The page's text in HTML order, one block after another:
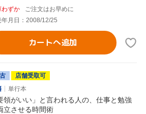
わずか
ご注文はお早めに
年月日：2008/12/25
カートへ追加
店舗受取可
単行本
領がいい」と言われる人の、仕事と勉強
立させる時間術